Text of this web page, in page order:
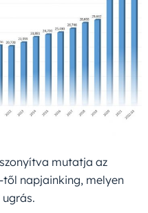
mutatja az
napjainking, melyen